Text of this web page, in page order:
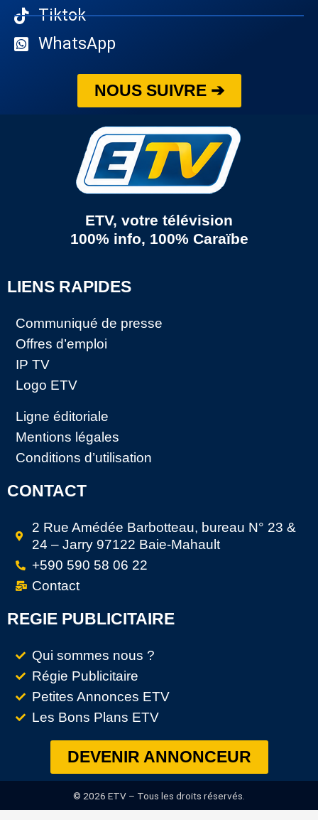
Tiktok
WhatsApp
NOUS SUIVRE ➔
ETV, votre télévision
100% info, 100% Caraïbe
LIENS RAPIDES
Communiqué de presse
Offres d’emploi
IP TV
Logo ETV
Ligne éditoriale
Mentions légales
Conditions d’utilisation
CONTACT
2 Rue Amédée Barbotteau, bureau N° 23 &
24 – Jarry 97122 Baie-Mahault
+590 590 58 06 22
Contact
REGIE PUBLICITAIRE
Qui sommes nous ?
Régie Publicitaire
Petites Annonces ETV
Les Bons Plans ETV
DEVENIR ANNONCEUR
© 2026 ETV – Tous les droits réservés.